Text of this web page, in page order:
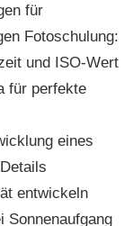
für
Fotoschulung:
und ISO-Wert
für perfekte
eines
entwickeln
Sonnenaufgang